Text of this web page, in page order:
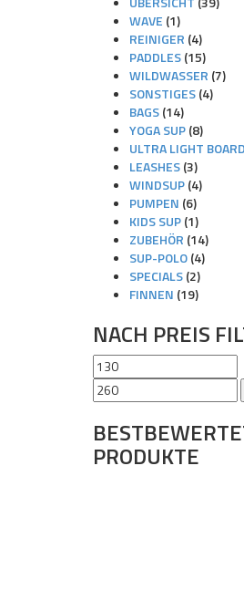
WAVE (1)
REINIGER (4)
PADDLES(15)
WILDWASSER (7)
SONSTIGES(4)
BAGS(14)
YOGA SUP(8)
ULTRA LIGHT
LEASHES(3)
WINDSUP(4)
PUMPEN (6)
KIDS SUP(1)
ZUBEHÖR (14)
SUP-POLO(4)
SPECIALS(2)
FINNEN (19)
NACH PREIS
Min.
Preis
PRODUKTE